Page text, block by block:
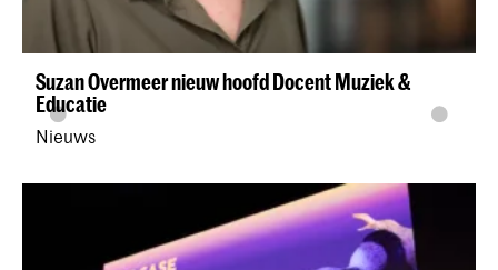
Suzan Overmeer nieuw hoofd Docent Muziek &
Educatie
Nieuws